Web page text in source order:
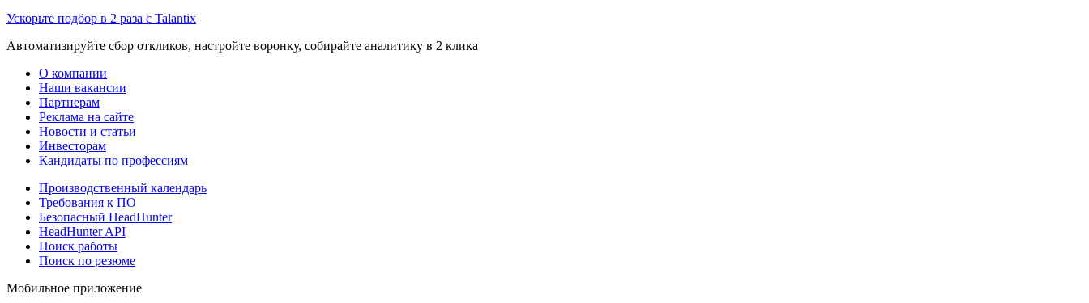
Ускорьте подбор в 2 раза с Talantix
Автоматизируйте сбор откликов, настройте воронку, собирайте аналитику в 2 клика
О компании
Наши вакансии
Партнерам
Реклама на сайте
Новости и статьи
Инвесторам
Кандидаты по профессиям
Производственный календарь
Требования к ПО
Безопасный HeadHunter
HeadHunter API
Поиск работы
Поиск по резюме
Мобильное приложение